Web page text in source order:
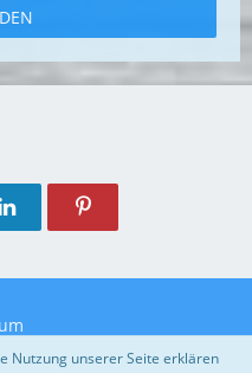
Nutzung unserer Seite erklären